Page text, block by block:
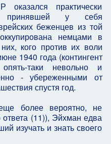
практически
принявшей у себя
беженцев из той
немцами в
кого против их воли
1940 года (контингент
таки невольно и
- убереженными от
спустя год.
более вероятно, не
(11)), Эйхман едва
изучать и знать своего